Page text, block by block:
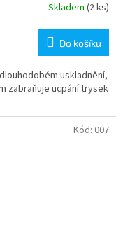
Skladem (2 ks)
Do košíku
uskladnění,
zabraňuje ucpání trysek
Kód: 007